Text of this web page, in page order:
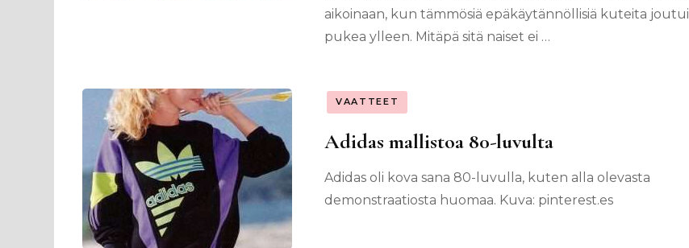
aikoinaan, kun tämmösiä epäkäytännöllisiä kuteita joutui
pukea ylleen. Mitäpä sitä naiset ei …
VAATTEET
Adidas mallistoa 80-luvulta
Adidas oli kova sana 80-luvulla, kuten alla olevasta
demonstraatiosta huomaa. Kuva: pinterest.es